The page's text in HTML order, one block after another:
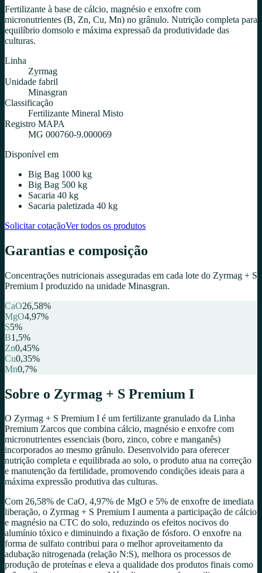
Fertilizante à base de cálcio, magnésio e enxofre com
micronutrientes (B, Zn, Cu, Mn) no grânulo. Nutrição completa para
equilíbrio domsolo e máxima expressaõ da produtividade das
culturas.
Linha
Zyrmag
Unidade fabril
Minasgran
Classificação
Fertilizante Mineral Misto
Registro MAPA
MG 000760-9.000069
Disponível em
Big Bag 1000 kg
Big Bag 500 kg
Sacaria 40 kg
Sacaria paletizada 40 kg
Solicitar cotaçãoVer todos os produtos
Garantias e composição
Concentrações nutricionais asseguradas em cada lote do Zyrmag + S
Premium I produzido na unidade Minasgran.
CaO26,58%
MgO4,97%
S5%
B1,5%
Zn0,45%
Cu0,35%
Mn0,7%
Sobre o Zyrmag + S Premium I
O Zyrmag + S Premium I é um fertilizante granulado da Linha
Premium Zarcos que combina cálcio, magnésio e enxofre com
micronutrientes essenciais (boro, zinco, cobre e manganês)
incorporados ao mesmo grânulo. Desenvolvido para oferecer
nutrição completa e equilibrada ao solo, o produto atua na correção
e manutenção da fertilidade, promovendo condições ideais para a
máxima expressão produtiva das culturas.
Com 26,58% de CaO, 4,97% de MgO e 5% de enxofre de imediata
liberação, o Zyrmag + S Premium I aumenta a participação de cálcio
e magnésio na CTC do solo, reduzindo os efeitos nocivos do
alumínio tóxico e diminuindo a fixação de fósforo. O enxofre na
forma de sulfato contribui para o melhor aproveitamento da
adubação nitrogenada (relação N:S), melhora os processos de
produção de proteínas e eleva a qualidade dos produtos finais como